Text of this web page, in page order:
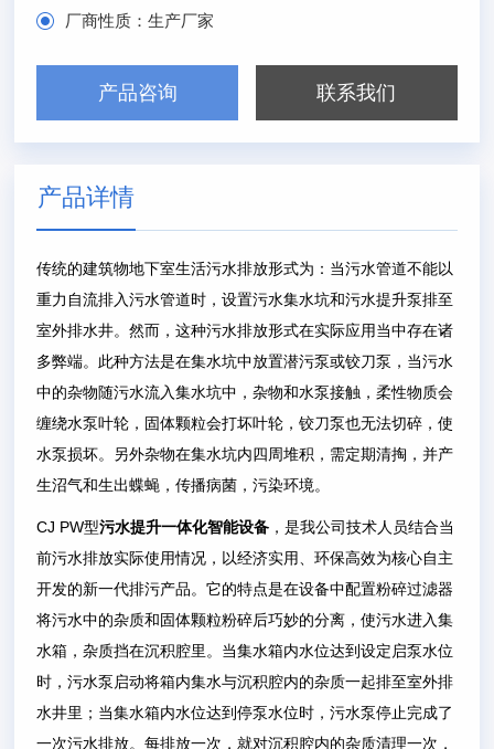
厂商性质：生产厂家
产品咨询 联系我们
产品详情
传统的建筑物地下室生活污水排放形式为：当污水管道不能以
重力自流排入污水管道时，设置污水集水坑和污水提升泵排至
室外排水井。然而，这种污水排放形式在实际应用当中存在诸
多弊端。此种方法是在集水坑中放置潜污泵或铰刀泵，当污水
中的杂物随污水流入集水坑中，杂物和水泵接触，柔性物质会
缠绕水泵叶轮，固体颗粒会打坏叶轮，铰刀泵也无法切碎，使
水泵损坏。另外杂物在集水坑内四周堆积，需定期清掏，并产
生沼气和生出蝶蝇，传播病菌，污染环境。
CJ PW型污水提升一体化智能设备 ，是我公司技术人员结合当
前污水排放实际使用情况，以经济实用、环保高效为核心自主
开发的新一代排污产品。它的特点是在设备中配置粉碎过滤器
将污水中的杂质和固体颗粒粉碎后巧妙的分离，使污水进入集
水箱，杂质挡在沉积腔里。当集水箱内水位达到设定启泵水位
时，污水泵启动将箱内集水与沉积腔内的杂质一起排至室外排
水井里；当集水箱内水位达到停泵水位时，污水泵停止完成了
一次污水排放。每排放一次，就对沉积腔内的杂质清理一次，